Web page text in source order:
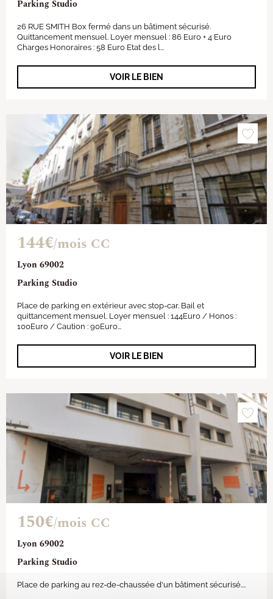
Parking Studio
26 RUE SMITH Box fermé dans un bâtiment sécurisé.
Quittancement mensuel. Loyer mensuel : 86 Euro + 4 Euro
Charges Honoraires : 58 Euro Etat des l...
VOIR LE BIEN
Lyon 69002
Parking Studio
144€/mois CC
Place de parking en extérieur avec stop-car. Bail et
quittancement mensuel. Loyer mensuel : 144Euro / Honos :
100Euro / Caution : 90Euro...
VOIR LE BIEN
Lyon 69002
Parking Studio
150€/mois CC
Place de parking au rez-de-chaussée d'un bâtiment sécurisé....